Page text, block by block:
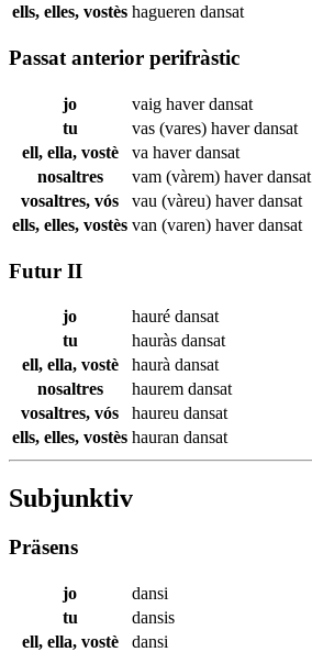
ells, elles, vostès hagueren dansat
Passat anterior perifràstic
jo vaig haverdansat
tu
vas (vares) haverdansat
ell, ella, vostè
va haverdansat
nosaltres
vam (vàrem) haverdansat
vosaltres, vós
vau (vàreu) haverdansat
ells, elles, vostès van (varen) haverdansat
Futur II
jo hauré dansat
tu
hauràs dansat
ell, ella, vostè
haurà dansat
nosaltres
haurem dansat
vosaltres, vós
haureu dansat
ells, elles, vostès hauran dansat
Subjunktiv
Präsens
jo
dansi
tu
dansis
ell, ella, vostè
dansi